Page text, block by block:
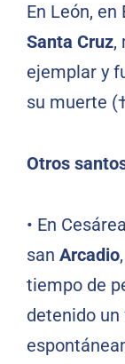
En León, en
Santa Cruz,
ejemplar y
su muerte
Otros
• En
san Arcadio
tiempo de
detenido